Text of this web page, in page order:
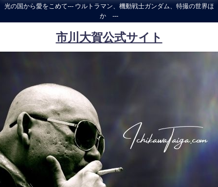
光の国から愛をこめて--- ウルトラマン、機動戦士ガンダム、特撮の世界ほ
か ---
市川大賀公式サイト